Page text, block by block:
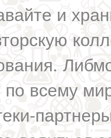
и
всему